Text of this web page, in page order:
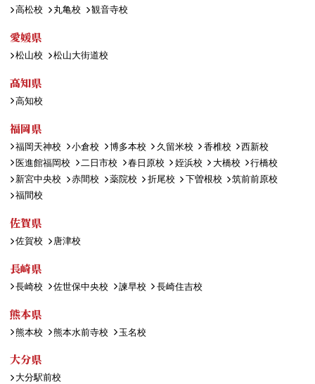
高松校 丸亀校 観音寺校
愛媛県
松山校 松山大街道校
高知県
高知校
福岡県
福岡天神校 小倉校 博多本校 久留米校 香椎校
西新校
医進館福岡校
二日市校 春日原校 姪浜校 大橋校
行橋校
新宮中央校
赤間校 薬院校 折尾校 下曽根校
筑前前原校
福間校
佐賀県
佐賀校 唐津校
長崎県
長崎校 佐世保中央校 諫早校 長崎住吉校
熊本県
熊本校 熊本水前寺校 玉名校
大分県
大分駅前校